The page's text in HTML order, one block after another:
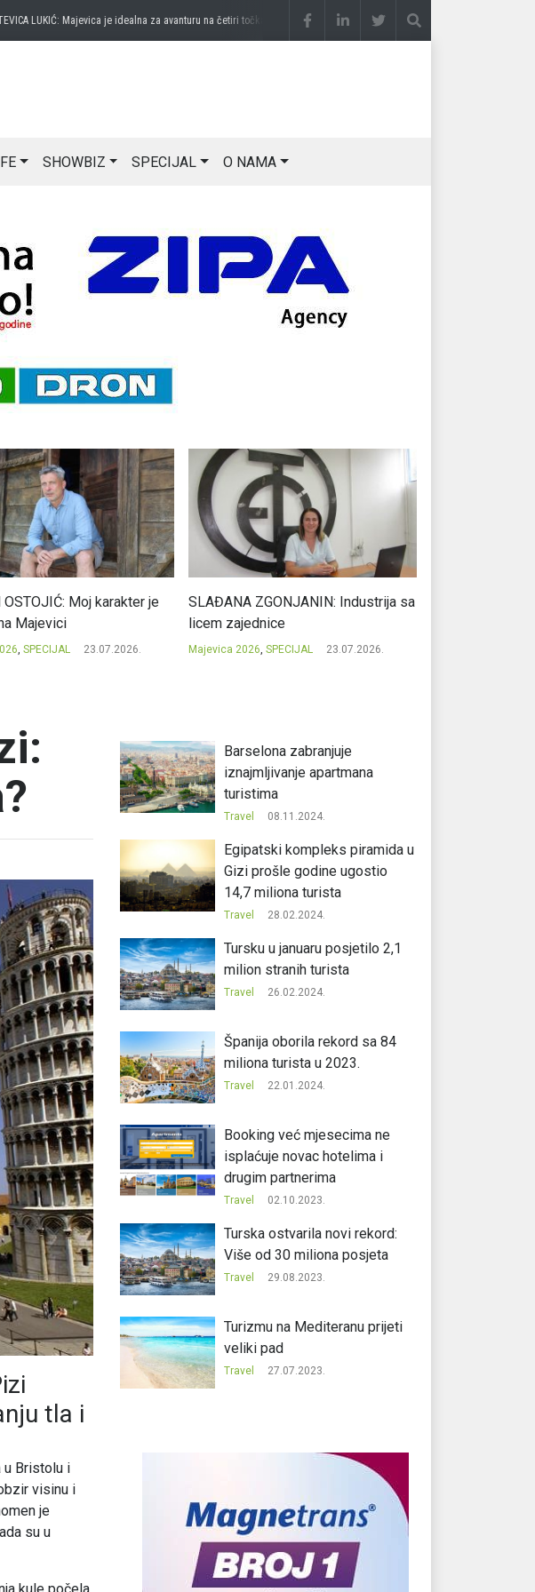
LUKIĆ: Majevica je idealna za avanturu na četiri točkaprije 3 sedmice DRAGAN OSTOJIĆ: Moj karakter je
SHOWBIZ SPECIJAL O NAMA
OSTOJIĆ: Moj karakter je
Majevici
, SPECIJAL 23.07.2026.
SLAĐANA ZGONJANIN: Industrija sa
licem zajednice
Majevica 2026, SPECIJAL 23.07.2026.
tla i
u Bristolu i
visinu i
je
su u
Barselona zabranjuje
iznajmljivanje apartmana
turistima
Travel 08.11.2024.
Egipatski kompleks piramida u
Gizi prošle godine ugostio
14,7 miliona turista
Travel 28.02.2024.
Tursku u januaru posjetilo 2,1
milion stranih turista
Travel 26.02.2024.
Španija oborila rekord sa 84
miliona turista u 2023.
Travel 22.01.2024.
Booking već mjesecima ne
isplaćuje novac hotelima i
drugim partnerima
Travel 02.10.2023.
Turska ostvarila novi rekord:
Više od 30 miliona posjeta
Travel 29.08.2023.
Turizmu na Mediteranu prijeti
veliki pad
Travel 27.07.2023.